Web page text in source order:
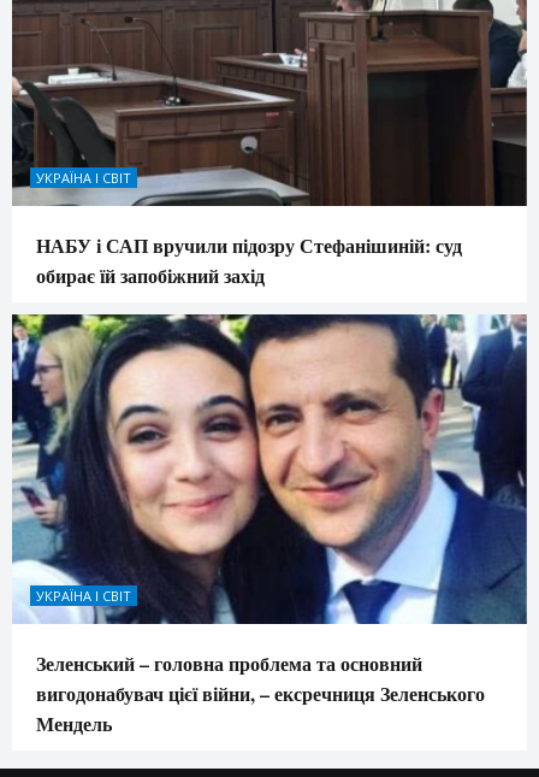
УКРАЇНА І СВІТ
НАБУ і САП вручили підозру Стефанішиній: суд
обирає їй запобіжний захід
УКРАЇНА І СВІТ
Зеленський – головна проблема та основний
вигодонабувач цієї війни, – ексречниця Зеленського
Мендель